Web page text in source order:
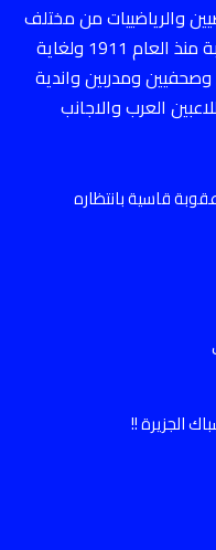
والرياضييات من مختلف
الاعمار والألعاب ممن مارسوا اللعبة منذ العام 1911 ولغاية
وصحفيين ومدربين واندية
العرب والاجانب
قاسية بانتظاره